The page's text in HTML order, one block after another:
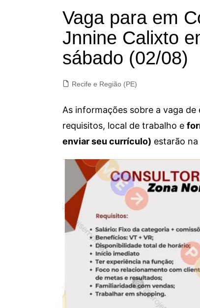
Vaga para em
Jnnine Calixto
sábado (02/08)
Recife e Região (PE)
As informações sobre a vaga
requisitos, local de trabalho e
enviar seu currículo) estarão